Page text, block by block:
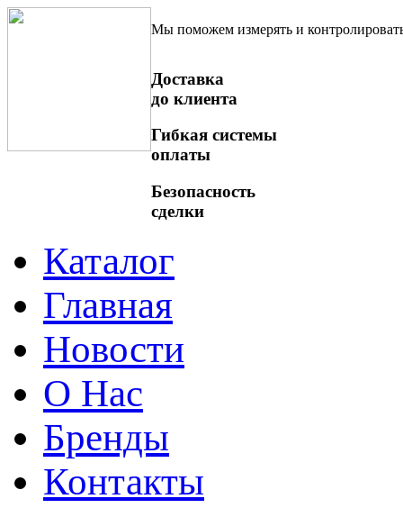
Мы поможем измерять и
Доставка
до клиента
Гибкая системы
оплаты
Безопасность
сделки
Каталог
Главная
Новости
О Нас
Бренды
Контакты